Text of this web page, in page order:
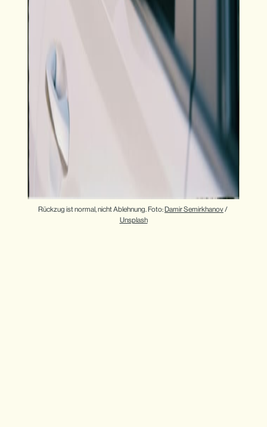
Rückzug ist normal, nicht Ablehnung. Foto: Damir Semirkhanov
Unsplash